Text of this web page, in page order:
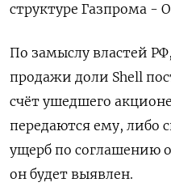
структуре Газпрома -
По замыслу властей
продажи доли Shell
счёт ушедшего
передаются ему, либо
ущерб по соглашению
он будет выявлен.